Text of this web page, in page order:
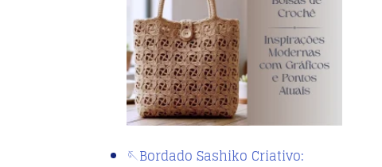
🪡Bordado Sashiko Criativo: